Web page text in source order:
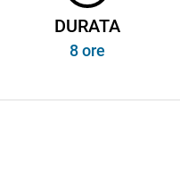
DURATA
8 ore